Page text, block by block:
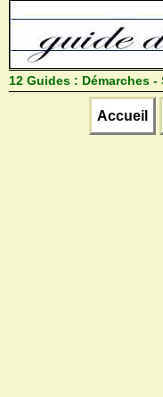
12 Guides : Démarches
Accueil